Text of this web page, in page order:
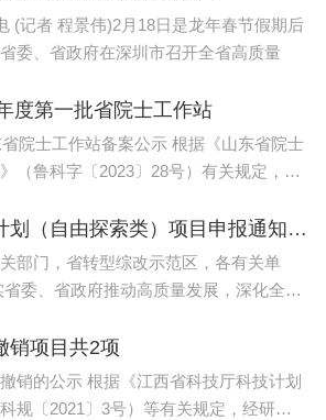
科研院所的专家学者，浙江大学相
学科相关专业师生代表参加上述
(记者 程景伟)2月18日是龙年春节假期后
委、省政府在深圳市召开全省高质量
度第一批省院士工作站
站备案公示 根据《山东省院士
（鲁科字〔2023〕28号）有关规定，省
山西省基础研究计划（自由探索类）项目申报通知发布
部门，省转型综改示范区，各有关单
委、省政府推动高质量发展，深化全方
销项目共2项
销的公示 根据《江西省科技厅科技计划
规〔2021〕3号）等有关规定，经研